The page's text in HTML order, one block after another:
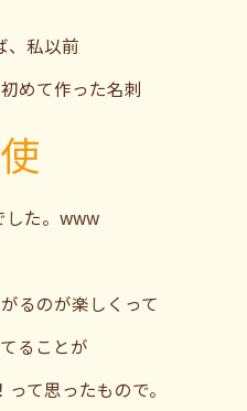
、私以前
めて作った名刺
した。www
るのが楽しくって
ることが
て思ったもので。